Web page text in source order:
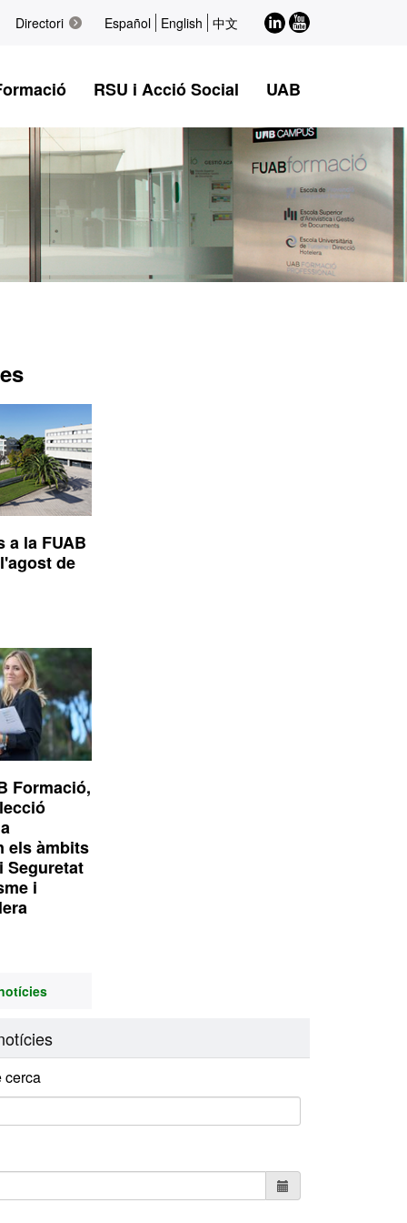
Directori Español English 中文 LinkedIn
Youtube
RSU i Acció Social UAB
a la FUAB
de
Formació,
els àmbits
Seguretat
i
cerca